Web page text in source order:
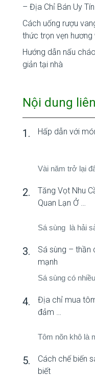
– Địa Chỉ Bán Uy Tín
Cách uống rượu
thức trọn vẹn hương
Hướng dẫn nấu
giản tại nhà
Nội dung
Hấp dẫn với
Vài năm trở lại
Tăng Vọt Nhu
Quan Lạn Ở …
Sá sùng là hải
Sá sùng – thần
mạnh
Sá sùng có
Địa chỉ mua
đảm …
Tôm nõn khô là
Cách chế biến
biết